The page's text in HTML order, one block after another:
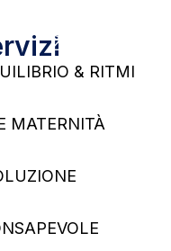
2
& RITMI
MATERNITÀ